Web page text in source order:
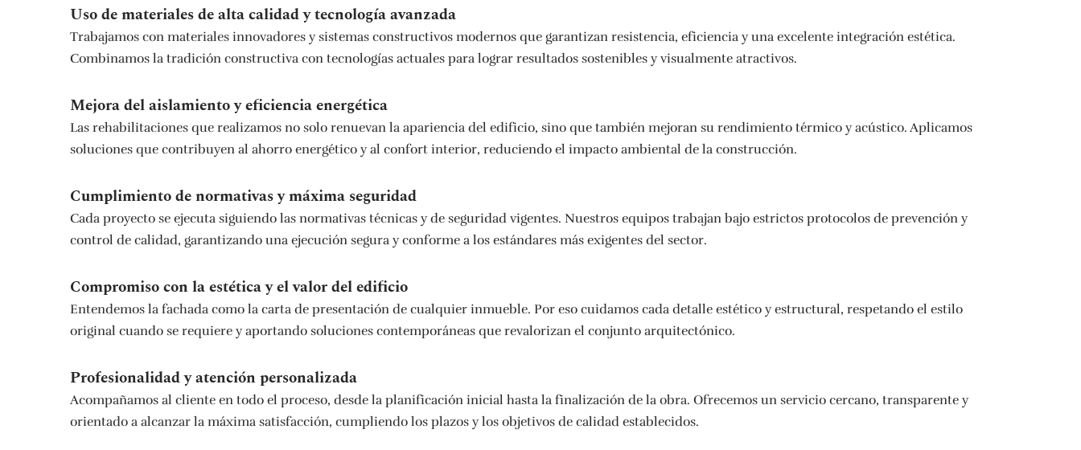
Uso de materiales de alta calidad y tecnología avanzada
Trabajamos con materiales innovadores y sistemas constructivos modernos que garantizan resistencia, eficiencia y una excelente integración estética.
Combinamos la tradición constructiva con tecnologías actuales para lograr resultados sostenibles y visualmente atractivos.
Mejora del aislamiento y eficiencia energética
Las rehabilitaciones que realizamos no solo renuevan la apariencia del edificio, sino que también mejoran su rendimiento térmico y acústico. Aplicamos
soluciones que contribuyen al ahorro energético y al confort interior, reduciendo el impacto ambiental de la construcción.
Cumplimiento de normativas y máxima seguridad
Cada proyecto se ejecuta siguiendo las normativas técnicas y de seguridad vigentes. Nuestros equipos trabajan bajo estrictos protocolos de prevención y
control de calidad, garantizando una ejecución segura y conforme a los estándares más exigentes del sector.
Compromiso con la estética y el valor del edificio
Entendemos la fachada como la carta de presentación de cualquier inmueble. Por eso cuidamos cada detalle estético y estructural, respetando el estilo
original cuando se requiere y aportando soluciones contemporáneas que revalorizan el conjunto arquitectónico.
Profesionalidad y atención personalizada
Acompañamos al cliente en todo el proceso, desde la planificación inicial hasta la finalización de la obra. Ofrecemos un servicio cercano, transparente y
orientado a alcanzar la máxima satisfacción, cumpliendo los plazos y los objetivos de calidad establecidos.